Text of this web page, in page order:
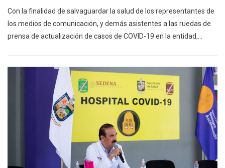
Con la finalidad de salvaguardar la salud de los representantes de
los medios de comunicación, y demás asistentes a las ruedas de
prensa de actualización de casos de COVID-19 en la entidad,…